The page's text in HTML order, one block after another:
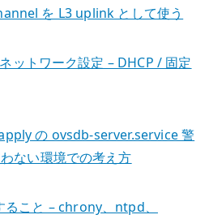
を L3 uplink として使う
ットワーク設定 – DHCP / 固定
の ovsdb-server.service 警
ない環境での考え方
こと – chrony、ntpd、